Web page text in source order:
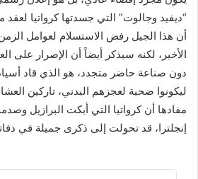
“ديفيد وجالوت” التي جسدتها كرواتيا لعقد
أن هذا الجيل رفض الاستسلام لعوامل
الأخير، لكنه سيذكر أيضاً أن الإصرار
دون صناعة حاضر متجدد، هو الذي قاد أسياد
ليكونوا ضحية لعجزهم البدني، تاركين
مفادها أن كرواتيا التي أبكت البرازيل
إنجلترا، قد تحولت إلى ذكرى جميلة في